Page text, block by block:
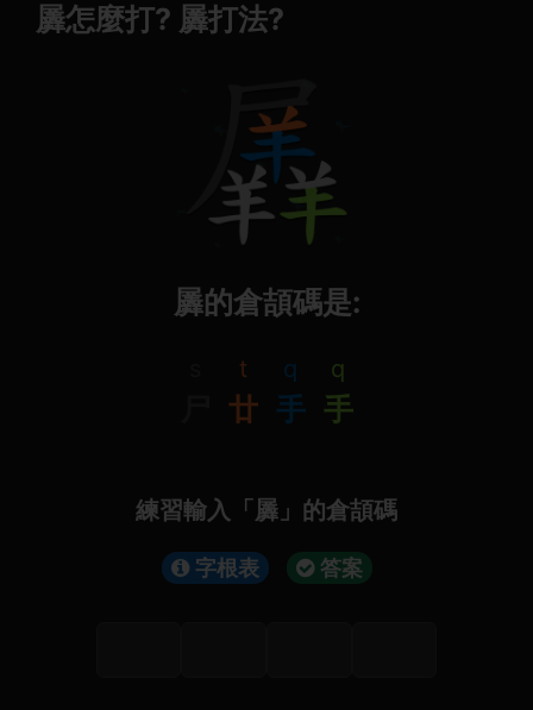
羼怎麼打? 羼打法?
羼的倉頡碼是:
t
廿
q
手
q
手
練習輸入「羼」的倉頡碼
字根表 答案